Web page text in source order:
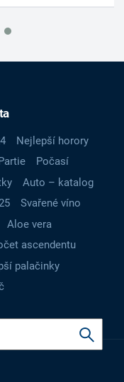
Nejlepší horory
Počasí
Auto – katalog
Svařené víno
Aloe vera
ascendentu
palačinky